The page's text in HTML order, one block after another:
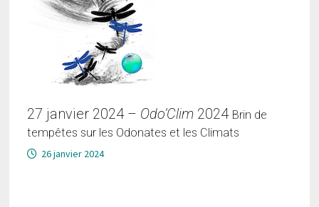
27 janvier 2024 – Odo’Clim 2024 Brin de
tempêtes sur les Odonates et les Climats
26 janvier 2024